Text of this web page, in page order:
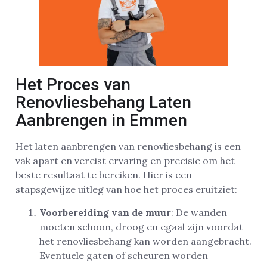
Het Proces van
Renovliesbehang Laten
Aanbrengen in Emmen
Het laten aanbrengen van renovliesbehang is een
vak apart en vereist ervaring en precisie om het
beste resultaat te bereiken. Hier is een
stapsgewijze uitleg van hoe het proces eruitziet:
Voorbereiding van de muur: De wanden
moeten schoon, droog en egaal zijn voordat
het renovliesbehang kan worden aangebracht.
Eventuele gaten of scheuren worden